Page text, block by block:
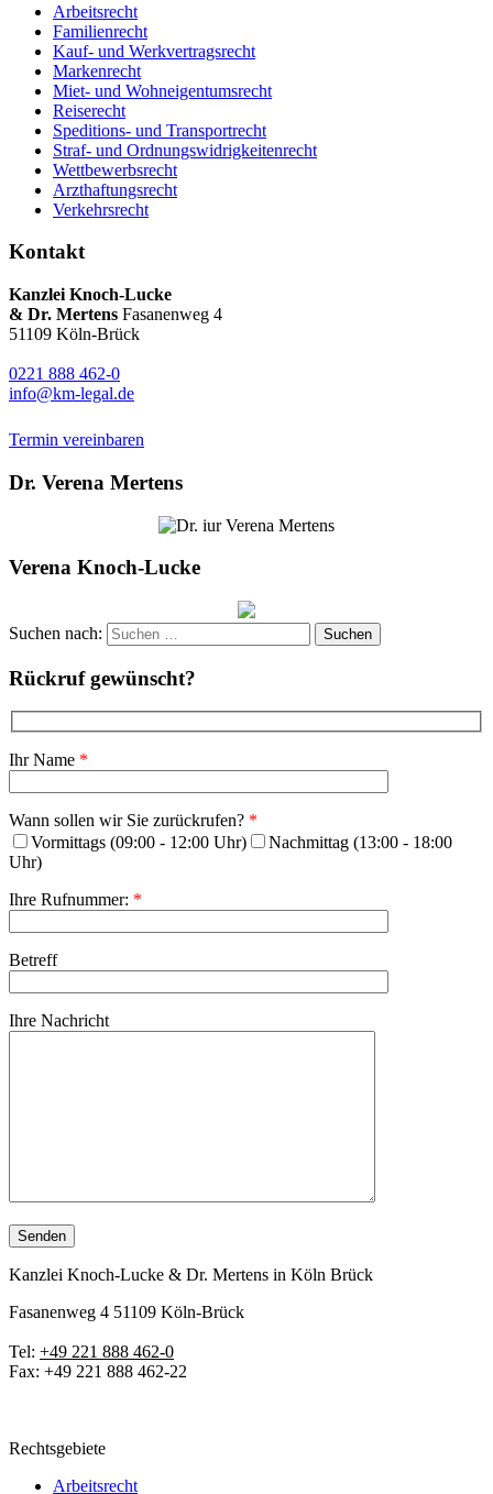
Arbeitsrecht
Familienrecht
Kauf- und Werkvertragsrecht
Markenrecht
Miet- und Wohneigentumsrecht
Reiserecht
Speditions- und Transportrecht
Straf- und Ordnungswidrigkeitenrecht
Wettbewerbsrecht
Arzthaftungsrecht
Verkehrsrecht
Kontakt
Kanzlei Knoch-Lucke
& Dr. Mertens Fasanenweg 4
51109 Köln-Brück
0221 888 462-0
info@km-legal.de
Termin vereinbaren
Dr. Verena Mertens
Verena Knoch-Lucke
Suchen nach:
Rückruf gewünscht?
Ihr Name *
Wann sollen wir Sie zurückrufen? *
Vormittags (09:00 - 12:00 Uhr)
Nachmittag (13:00 - 18:00
Uhr)
Ihre Rufnummer: *
Betreff
Ihre Nachricht
Kanzlei Knoch-Lucke & Dr. Mertens in Köln Brück
Fasanenweg 4 51109 Köln-Brück
Tel: +49 221 888 462-0
Fax: +49 221 888 462-22
Rechtsgebiete
Arbeitsrecht